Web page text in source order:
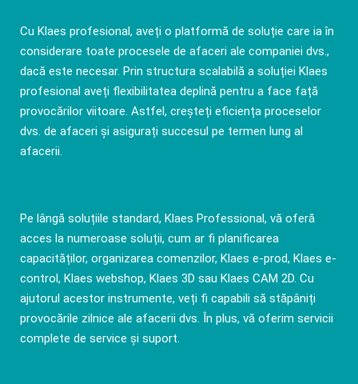
Cu Klaes profesional, aveți o platformă de soluție care ia în
considerare toate procesele de afaceri ale companiei dvs.,
dacă este necesar. Prin structura scalabilă a soluției Klaes
profesional aveți flexibilitatea deplină pentru a face față
provocărilor viitoare. Astfel, creșteți eficiența proceselor
dvs. de afaceri și asigurați succesul pe termen lung al
afacerii.
Pe lângă soluțiile standard, Klaes Professional, vă oferă
acces la numeroase soluții, cum ar fi planificarea
capacităților, organizarea comenzilor, Klaes e-prod, Klaes e-
control, Klaes webshop, Klaes 3D sau Klaes CAM 2D. Cu
ajutorul acestor instrumente, veți fi capabili să stăpâniți
provocările zilnice ale afacerii dvs. În plus, vă oferim servicii
complete de service și suport.